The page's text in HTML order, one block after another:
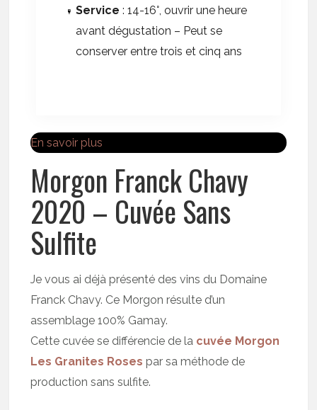
Service : 14-16°, ouvrir une heure
avant dégustation – Peut se
conserver entre trois et cinq ans
En savoir plus
Morgon Franck Chavy
2020 – Cuvée Sans
Sulfite
Je vous ai déjà présenté des vins du Domaine
Franck Chavy. Ce Morgon résulte d’un
assemblage 100% Gamay.
Cette cuvée se différencie de la cuvée Morgon
Les Granites Roses par sa méthode de
production sans sulfite.